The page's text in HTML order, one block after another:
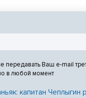
передавать Ваш e-mail
в любой момент
капитан Чеплыгин